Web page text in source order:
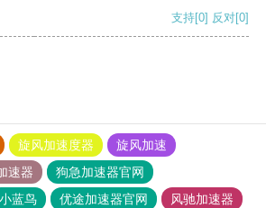
支持[0] 反对[0]
旋风加速度器
旋风加速
速器
狗急加速器官网
小蓝鸟 优途加速器官网
风驰加速器